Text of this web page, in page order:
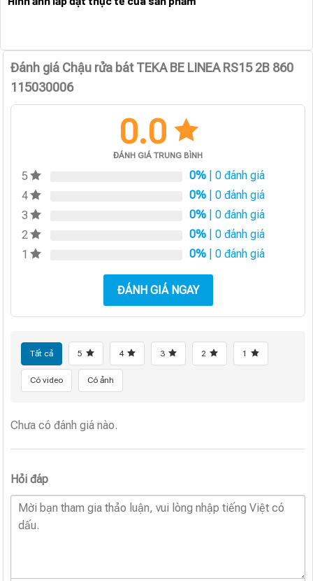
Đánh giá Chậu rửa bát TEKA BE LINEA RS15 2B 860
115030006
0.0
ĐÁNH GIÁ TRUNG BÌNH
5 0% | 0 đánh giá
4
0% | 0 đánh giá
3
0% | 0 đánh giá
2
0% | 0 đánh giá
1
0% | 0 đánh giá
ĐÁNH GIÁ NGAY
Tất cả 5 4 3 2 1
Có video Có ảnh
Chưa có đánh giá nào.
Hỏi đáp